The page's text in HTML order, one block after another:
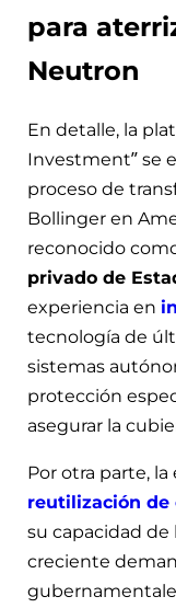
para
Neutron
En detalle, la
Investment” se
proceso de
Bollinger en
reconocido
privado de
experiencia en
tecnología de
sistemas
protección
asegurar la
Por otra parte,
reutilización de
su capacidad de
creciente